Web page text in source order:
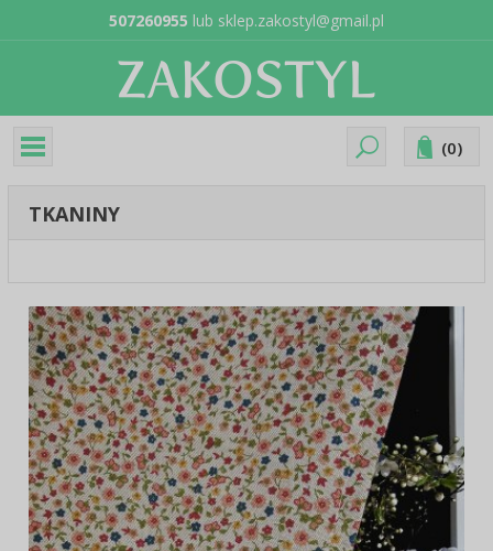
507260955 lub sklep.zakostyl@gmail.pl
(0)
TKANINY